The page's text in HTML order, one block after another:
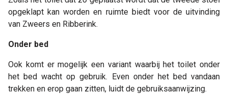
opgeklapt kan worden en ruimte biedt voor de uitvinding
van Zweers en Ribberink.
Onder bed
Ook komt er mogelijk een variant waarbij het toilet onder
het bed wacht op gebruik. Even onder het bed vandaan
trekken en erop gaan zitten, luidt de gebruiksaanwijzing.